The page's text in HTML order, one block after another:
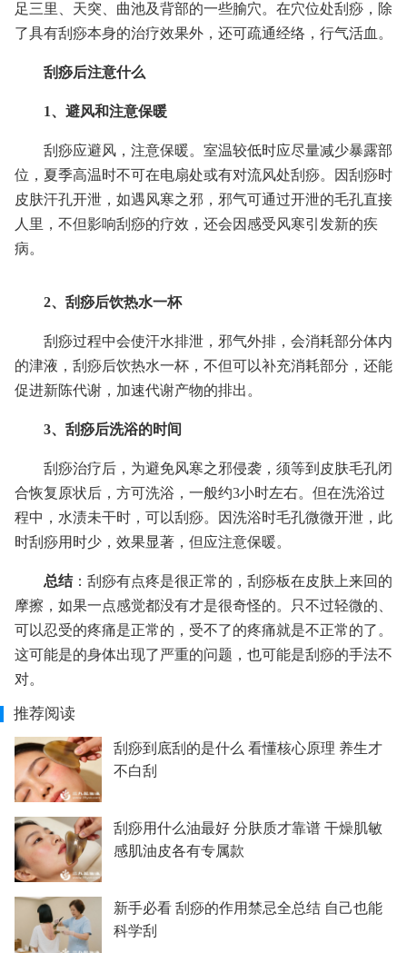
足三里、天突、曲池及背部的一些腧穴。在穴位处刮痧，除
了具有刮痧本身的治疗效果外，还可疏通经络，行气活血。
刮痧后注意什么
1、避风和注意保暖
刮痧应避风，注意保暖。室温较低时应尽量减少暴露部
位，夏季高温时不可在电扇处或有对流风处刮痧。因刮痧时
皮肤汗孔开泄，如遇风寒之邪，邪气可通过开泄的毛孔直接
人里，不但影响刮痧的疗效，还会因感受风寒引发新的疾
病。
2、刮痧后饮热水一杯
刮痧过程中会使汗水排泄，邪气外排，会消耗部分体内
的津液，刮痧后饮热水一杯，不但可以补充消耗部分，还能
促进新陈代谢，加速代谢产物的排出。
3、刮痧后洗浴的时间
刮痧治疗后，为避免风寒之邪侵袭，须等到皮肤毛孔闭
合恢复原状后，方可洗浴，一般约3小时左右。但在洗浴过
程中，水渍未干时，可以刮痧。因洗浴时毛孔微微开泄，此
时刮痧用时少，效果显著，但应注意保暖。
总结：刮痧有点疼是很正常的，刮痧板在皮肤上来回的
摩擦，如果一点感觉都没有才是很奇怪的。只不过轻微的、
可以忍受的疼痛是正常的，受不了的疼痛就是不正常的了。
这可能是的身体出现了严重的问题，也可能是刮痧的手法不
对。
推荐阅读
刮痧到底刮的是什么 看懂核心原理 养生才
不白刮
刮痧用什么油最好 分肤质才靠谱 干燥肌敏
感肌油皮各有专属款
新手必看 刮痧的作用禁忌全总结 自己也能
科学刮